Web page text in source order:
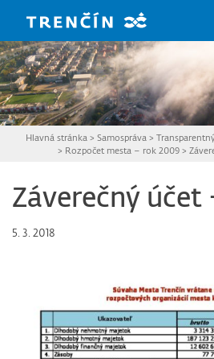
Hlavná stránka > Samospráva >
> Rozpočet mesta – rok 2009>
Záverečný účet
5. 3. 2018